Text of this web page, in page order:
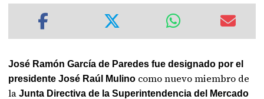
José Ramón García de Paredes fue designado por el
presidente José Raúl Mulino como nuevo miembro de
la Junta Directiva de la Superintendencia del Mercado